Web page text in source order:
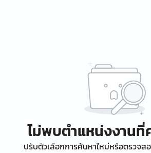
ไม่พบตำแหน่งงาน
ปรับตัวเลือกการค้นหาใหม่หรือตรวจส